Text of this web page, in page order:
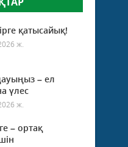
қатысайық!
ж.
– ел
үлес
ж.
– ортақ